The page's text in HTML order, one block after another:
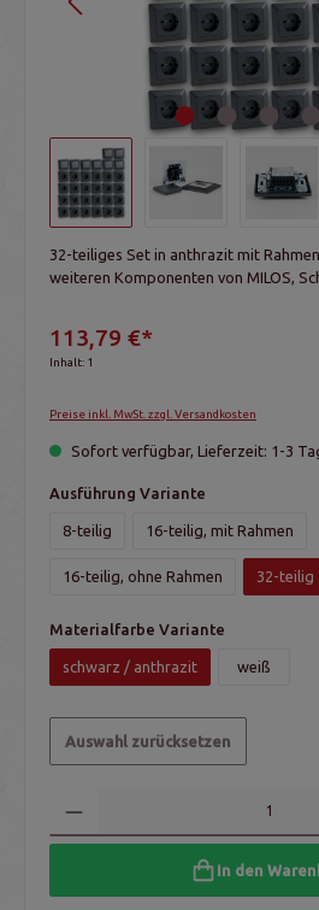
32-teiliges Set in anthrazit mit
weiteren Komponenten von MILOS,
113,79 €*
Inhalt: 1
Preise inkl. MwSt. zzgl. Versandkosten
Sofort verfügbar, Lieferzeit: 1-3
Ausführung Variante
8-teilig 16-teilig, mit Rahmen
16-teilig, ohne Rahmen 32-teilig
Materialfarbe Variante
schwarz / anthrazit weiß
Auswahl zurücksetzen
In den